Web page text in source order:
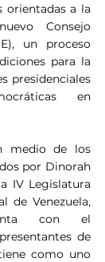
orientadas a la
Consejo
un proceso
para la
presidenciales
en
medio de los
por Dinorah
IV Legislatura
de Venezuela,
con el
de
como uno